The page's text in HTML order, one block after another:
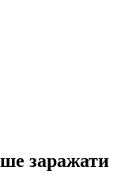
заражати